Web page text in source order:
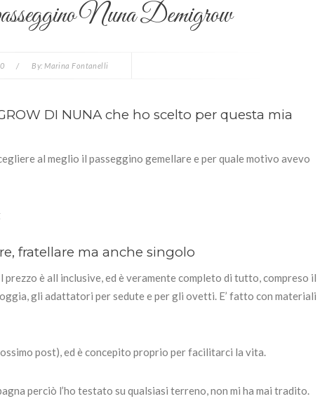
Nuna Demigrow
/ By:Marina Fontanelli
DI NUNA che ho scelto per questa mia
al meglio il passeggino gemellare e per quale motivo avevo
fratellare ma anche singolo
è all inclusive, ed è veramente completo di tutto, compreso il
gli adattatori per sedute e per gli ovetti. E’ fatto con materiali
post), ed è concepito proprio per facilitarci la vita.
perciò l’ho testato su qualsiasi terreno, non mi ha mai tradito.